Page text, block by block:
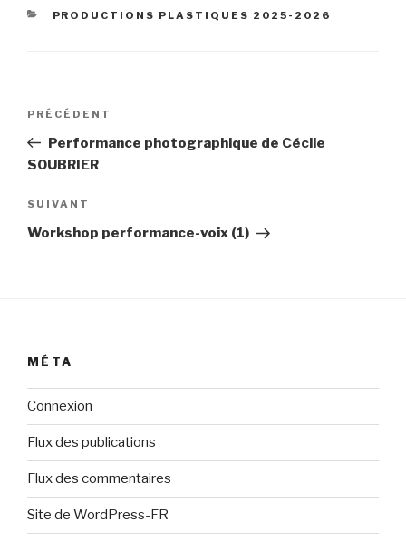
CATÉGORIES
PRODUCTIONS PLASTIQUES 2025-2026
Navigation
l’article
Article
précédent
PRÉCÉDENT
Performance photographique de Cécile
SOUBRIER
Article
suivant
SUIVANT
Workshop performance-voix (1)
MÉTA
Connexion
Flux des publications
Flux des commentaires
Site de WordPress-FR